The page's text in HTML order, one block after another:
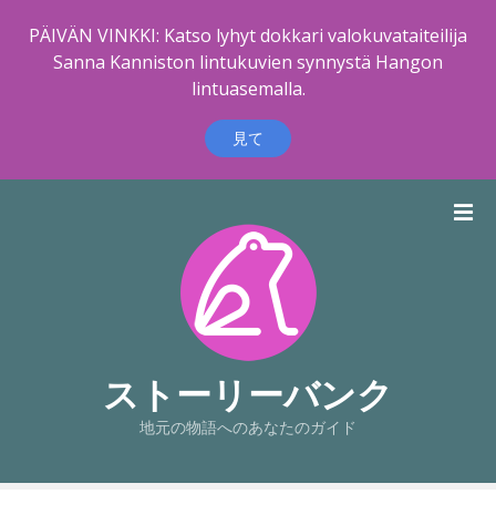
PÄIVÄN VINKKI: Katso lyhyt dokkari valokuvataiteilija
Sanna Kanniston lintukuvien synnystä Hangon
lintuasemalla.
見て
ストーリーバンク
地元の物語へのあなたのガイド